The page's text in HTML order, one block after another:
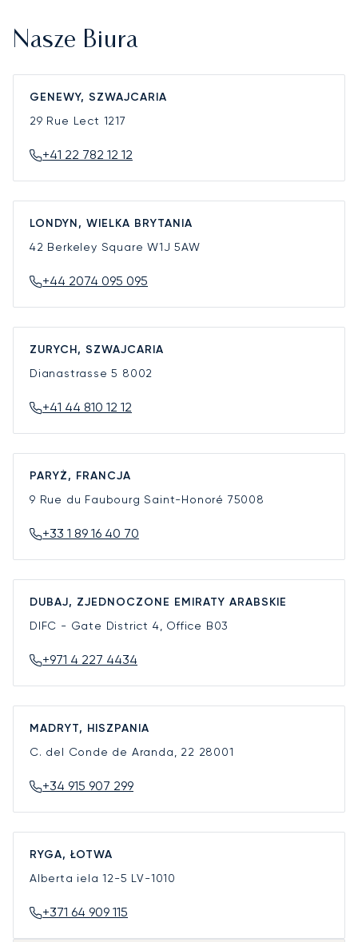
Nasze Biura
GENEWY, SZWAJCARIA
29 Rue Lect 1217
+41 22 782 12 12
LONDYN, WIELKA BRYTANIA
42 Berkeley SquareW1J 5AW
+44 2074 095 095
ZURYCH, SZWAJCARIA
Dianastrasse 5 8002
+41 44 810 12 12
PARYŻ, FRANCJA
9 Rue du Faubourg Saint-Honoré 75008
+33 1 89 16 40 70
DUBAJ, ZJEDNOCZONE EMIRATY ARABSKIE
DIFC - Gate District 4, Office B03
+971 4 227 4434
MADRYT, HISZPANIA
C. del Conde de Aranda, 22 28001
+34 915 907 299
RYGA, ŁOTWA
Alberta iela 12-5 LV-1010
+371 64 909 115